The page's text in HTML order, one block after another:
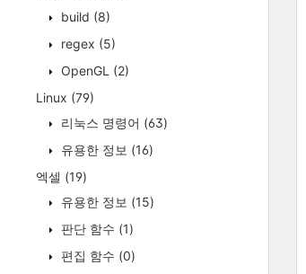
build (8)
regex (5)
OpenGL (2)
Linux (79)
리눅스 명령어 (63)
유용한 정보 (16)
엑셀 (19)
유용한 정보 (15)
판단 함수 (1)
편집 함수 (0)